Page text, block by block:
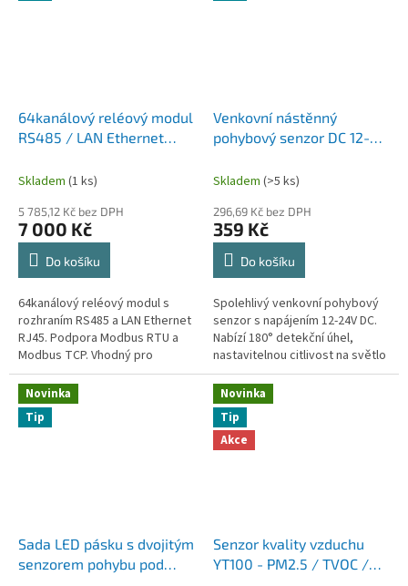
64kanálový reléový modul
RS485 / LAN Ethernet
Modbus TCP, digitální
Skladem (1 ks)
5 785,12 Kč bez DPH
7 000 Kč
Do košíku
64kanálový reléový modul s
rozhraním RS485 a LAN Ethernet
RJ45. Podpora Modbus RTU a
Modbus TCP. Vhodný pro
průmyslové řízení a
automatizaci.
Venkovní nástěnný
pohybový senzor DC 12-
časem a světelností –
kontakt
Skladem (>5 ks)
296,69 Kč bez DPH
359 Kč
Do košíku
Spolehlivý venkovní pohybový
senzor s napájením 12-24V DC.
Nabízí 180° detekční úhel,
nastavitelnou citlivost na světlo
(3-2000 LUX) a časovou prodlevu
(0,7 s až 7 minut)....
Novinka
Tip
Sada LED pásku s dvojitým
senzorem pohybu pod
Novinka
Tip
Akce
Senzor kvality vzduchu
YT100 - PM2.5 / TVOC /